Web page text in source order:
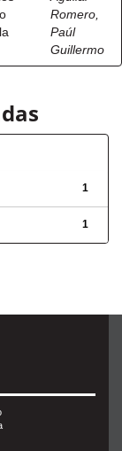
Romero,
Paúl
Guillermo
1
1